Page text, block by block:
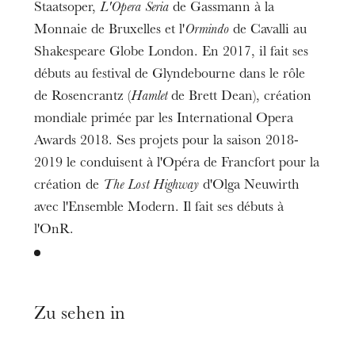
Staatsoper,L'Opera Seria de Gassmann à la
Monnaie de Bruxelles et l'Ormindo de Cavalli au
Shakespeare Globe London. En 2017, il fait ses
débuts au festival de Glyndebourne dans le rôle
de Rosencrantz (Hamletde Brett Dean), création
mondiale primée par les International Opera
Awards 2018. Ses projets pour la saison 2018-
2019 le conduisent à l'Opéra de Francfort pour la
création de The Lost Highway d'Olga Neuwirth
avec l'Ensemble Modern. Il fait ses débuts à
l'OnR.
Zu sehen in